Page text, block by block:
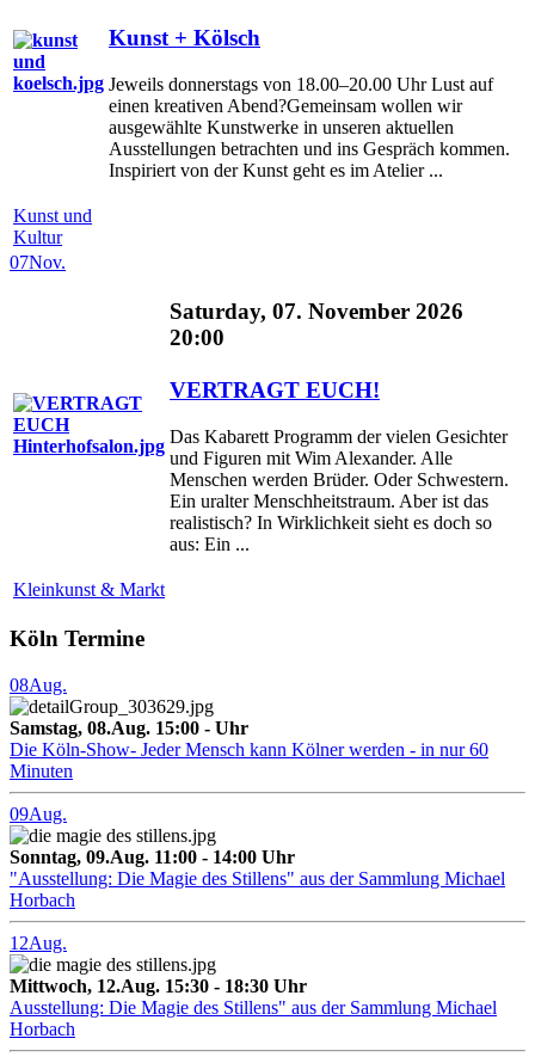
Kunst + Kölsch
Jeweils donnerstags von 18.00–20.00 Uhr Lust auf
einen kreativen Abend?Gemeinsam wollen wir
ausgewählte Kunstwerke in unseren aktuellen
Ausstellungen betrachten und ins Gespräch kommen.
Inspiriert von der Kunst geht es im Atelier ...
Kunst und
Kultur
07Nov.
Saturday, 07. November 2026
20:00
VERTRAGT EUCH!
Das Kabarett Programm der vielen Gesichter
und Figuren mit Wim Alexander. Alle
Menschen werden Brüder. Oder Schwestern.
Ein uralter Menschheitstraum. Aber ist das
realistisch? In Wirklichkeit sieht es doch so
aus: Ein ...
Kleinkunst & Markt
Köln Termine
08Aug.
Samstag, 08.Aug. 15:00 - Uhr
Die Köln-Show- Jeder Mensch kann Kölner werden - in nur 60
Minuten
09Aug.
Sonntag, 09.Aug. 11:00 - 14:00 Uhr
"Ausstellung: Die Magie des Stillens" aus der Sammlung Michael
Horbach
12Aug.
Mittwoch, 12.Aug. 15:30 - 18:30 Uhr
Ausstellung: Die Magie des Stillens" aus der Sammlung Michael
Horbach